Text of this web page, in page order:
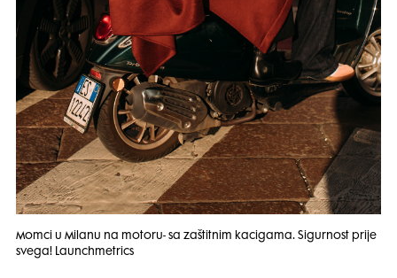
Momci u Milanu na motoru- sa zaštitnim kacigama. Sigurnost prije
svega! Launchmetrics